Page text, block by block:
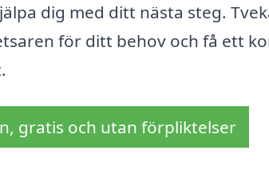
dig med ditt nästa steg.
för ditt behov och få ett
gratis och utan förpliktelser